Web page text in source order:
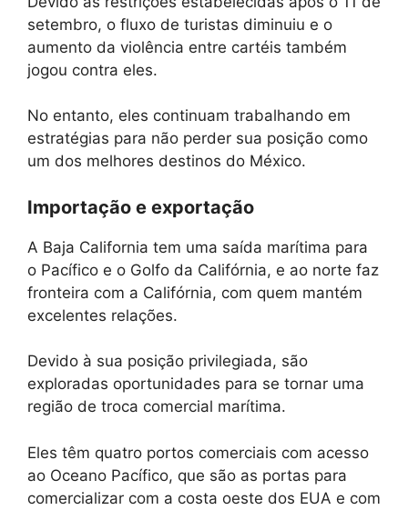
setembro, o fluxo de turistas diminuiu e o
aumento da violência entre cartéis também
jogou contra eles.
No entanto, eles continuam trabalhando em
estratégias para não perder sua posição como
um dos melhores destinos do México.
Importação e exportação
A Baja California tem uma saída marítima para
o Pacífico e o Golfo da Califórnia, e ao norte faz
fronteira com a Califórnia, com quem mantém
excelentes relações.
Devido à sua posição privilegiada, são
exploradas oportunidades para se tornar uma
região de troca comercial marítima.
Eles têm quatro portos comerciais com acesso
ao Oceano Pacífico, que são as portas para
comercializar com a costa oeste dos EUA e com